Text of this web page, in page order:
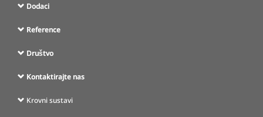
Dodaci
Reference
Društvo
Kontaktirajte nas
Krovni sustavi